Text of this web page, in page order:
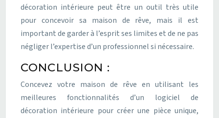
décoration intérieure peut être un outil très utile
pour concevoir sa maison de rêve, mais il est
important de garder à l’esprit ses limites et de ne pas
négliger l’expertise d’un professionnel si nécessaire.
CONCLUSION :
Concevez votre maison de rêve en utilisant les
meilleures fonctionnalités d’un logiciel de
décoration intérieure pour créer une pièce unique,